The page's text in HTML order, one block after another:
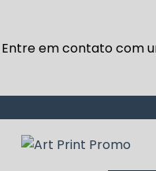
Entre em contato com